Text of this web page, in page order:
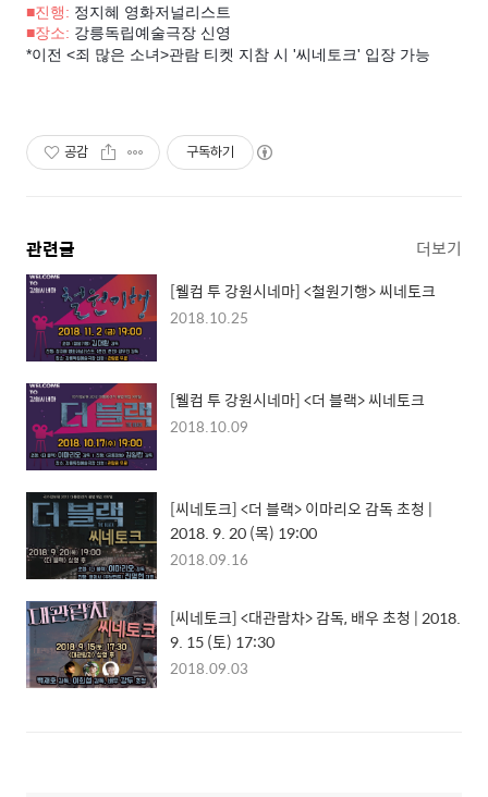
■진행: 정지혜 영화저널리스트
■장소: 강릉독립예술극장 신영
*이전 <죄 많은 소녀>관람 티켓 지참 시 '씨네토크' 입장 가능
공감 구독하기
관련글 더보기
[웰컴 투 강원시네마] <철원기행> 씨네토크
2018.10.25
[웰컴 투 강원시네마] <더 블랙> 씨네토크
2018.10.09
[씨네토크] <더 블랙> 이마리오 감독 초청 |
2018. 9. 20 (목) 19:00
2018.09.16
[씨네토크] <대관람차> 감독, 배우 초청 | 2018.
9. 15 (토) 17:30
2018.09.03